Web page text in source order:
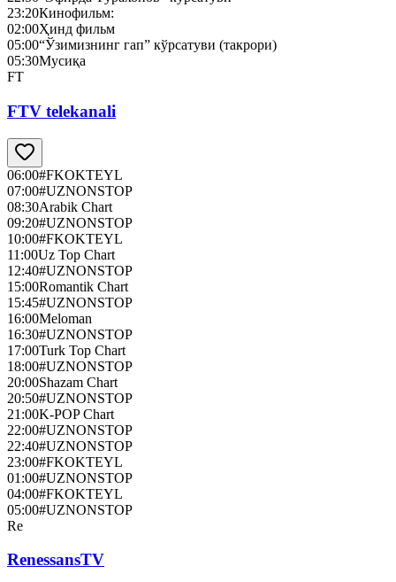
23:20Кинофильм:
02:00Ҳинд фильм
05:00“Ўзимизнинг гап” кўрсатуви (такрори)
05:30Мусиқа
FT
FTV telekanali
06:00#FKOKTEYL
07:00#UZNONSTOP
08:30Arabik Chart
09:20#UZNONSTOP
10:00#FKOKTEYL
11:00Uz Top Chart
12:40#UZNONSTOP
15:00Romantik Chart
15:45#UZNONSTOP
16:00Meloman
16:30#UZNONSTOP
17:00Turk Top Chart
18:00#UZNONSTOP
20:00Shazam Chart
20:50#UZNONSTOP
21:00K-POP Chart
22:00#UZNONSTOP
22:40#UZNONSTOP
23:00#FKOKTEYL
01:00#UZNONSTOP
04:00#FKOKTEYL
05:00#UZNONSTOP
Re
RenessansTV